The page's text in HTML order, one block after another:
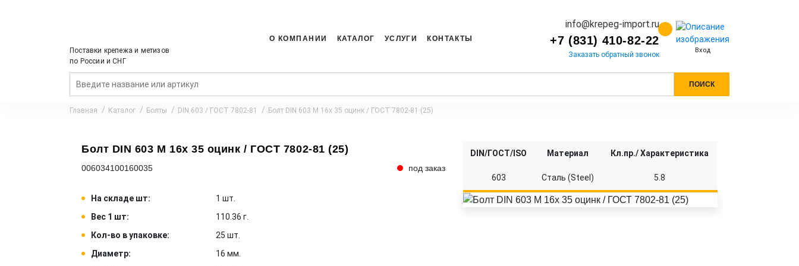
Поставки крепежа и метизов
по России и СНГ
О КОМПАНИИ КАТАЛОГ УСЛУГИ КОНТАКТЫ
info@krepeg-import.ru
+7 (831) 410-82-22
Заказать обратный звонок Вход
ПОИСК
Главная Каталог Болты DIN 603 / ГОСТ 7802-81 Болт DIN 603 M 16x 35 оцинк / ГОСТ 7802-81 (25)
Болт DIN 603 M 16x 35 оцинк / ГОСТ 7802-81 (25)
006034100160035 под заказ
На складе шт:
1 шт.
Вес 1 шт:
110.36 г.
Кол-во в упаковке:
25 шт.
Диаметр:
16 мм.
DIN/ГОСТ/ISO Материал Кл.пр./ Характеристика
603 Сталь (Steel) 5.8